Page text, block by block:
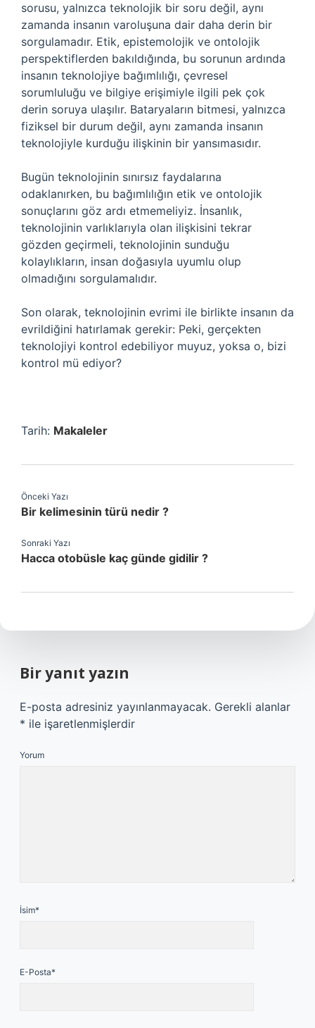
sorusu, yalnızca teknolojik bir soru değil, aynı
zamanda insanın varoluşuna dair daha derin bir
sorgulamadır. Etik, epistemolojik ve ontolojik
perspektiflerden bakıldığında, bu sorunun ardında
insanın teknolojiye bağımlılığı, çevresel
sorumluluğu ve bilgiye erişimiyle ilgili pek çok
derin soruya ulaşılır. Bataryaların bitmesi, yalnızca
fiziksel bir durum değil, aynı zamanda insanın
teknolojiyle kurduğu ilişkinin bir yansımasıdır.
Bugün teknolojinin sınırsız faydalarına
odaklanırken, bu bağımlılığın etik ve ontolojik
sonuçlarını göz ardı etmemeliyiz. İnsanlık,
teknolojinin varlıklarıyla olan ilişkisini tekrar
gözden geçirmeli, teknolojinin sunduğu
kolaylıkların, insan doğasıyla uyumlu olup
olmadığını sorgulamalıdır.
Son olarak, teknolojinin evrimi ile birlikte insanın da
evrildiğini hatırlamak gerekir: Peki, gerçekten
teknolojiyi kontrol edebiliyor muyuz, yoksa o, bizi
kontrol mü ediyor?
Tarih: Makaleler
Önceki Yazı
Bir kelimesinin türü nedir ?
Sonraki Yazı
Hacca otobüsle kaç günde gidilir ?
Bir yanıt yazın
E-posta adresiniz yayınlanmayacak. Gerekli alanlar
* ile işaretlenmişlerdir
Yorum
İsim*
E-Posta*